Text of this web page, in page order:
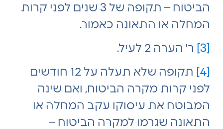
הביטוח – תקופה של 3 שנים לפני קרות
המחלה או התאונה כאמור.
ר' הערה 2 לעיל.
תקופה שלא תעלה על 12 חודשים
לפני קרות מקרה הביטוח, ואם שינה
המבוטח את עיסוקו עקב המחלה או
התאונה שגרמו למקרה הביטוח –